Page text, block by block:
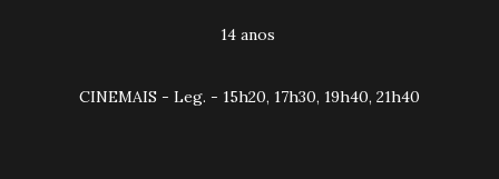
14 anos
CINEMAIS - Leg. - 15h20, 17h30, 19h40, 21h40